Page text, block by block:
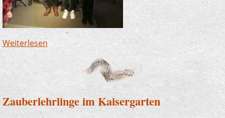
Weiterlesen über Junge Komponistin erhält Auszeichnung
Zauberlehrlinge im Kaisergarten